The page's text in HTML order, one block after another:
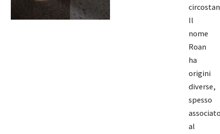
Il
nome
Roan
ha
origini
diverse,
spesso
al